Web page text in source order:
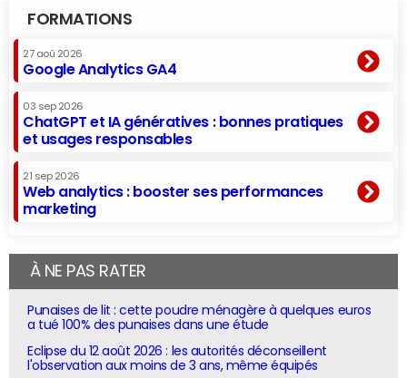
FORMATIONS
27 aoû 2026
Google Analytics GA4
03 sep 2026
ChatGPT et IA génératives : bonnes pratiques
et usages responsables
21 sep 2026
Web analytics : booster ses performances
marketing
À NE PAS RATER
Punaises de lit : cette poudre ménagère à quelques euros
a tué 100% des punaises dans une étude
Eclipse du 12 août 2026 : les autorités déconseillent
l'observation aux moins de 3 ans, même équipés